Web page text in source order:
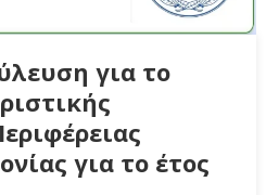
για το
για το έτος